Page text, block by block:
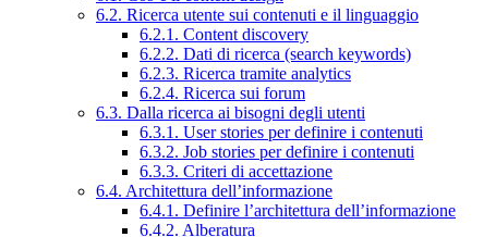
6.2. Ricerca utente sui contenuti e il linguaggio
6.2.1. Content discovery
6.2.2. Dati di ricerca (search keywords)
6.2.3. Ricerca tramite analytics
6.2.4. Ricerca sui forum
6.3. Dalla ricerca ai bisogni degli utenti
6.3.1. User stories per definire i contenuti
6.3.2. Job stories per definire i contenuti
6.3.3. Criteri di accettazione
6.4. Architettura dell’informazione
6.4.1. Definire l’architettura dell’informazione
6.4.2. Alberatura